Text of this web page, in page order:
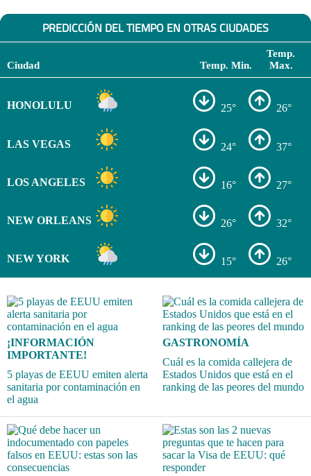
PREDICCIÓN DEL TIEMPO EN OTRAS CIUDADES
Ciudad Temp. Min.
Temp.
Max.
HONOLULU 25° 26°
LAS VEGAS 24° 37°
LOS ANGELES 16° 27°
NEW ORLEANS 26° 32°
NEW YORK 15° 26°
¡INFORMACIÓN
IMPORTANTE!
5 playas de EEUU emiten alerta
sanitaria por contaminación en
el agua
GASTRONOMÍA
Cuál es la comida callejera de
Estados Unidos que está en el
ranking de las peores del mundo